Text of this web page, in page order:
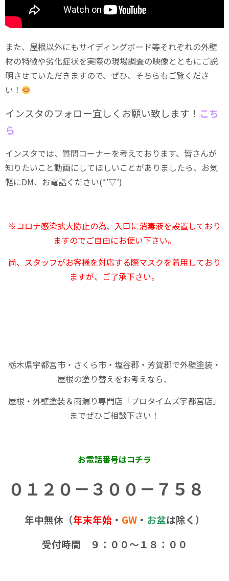
また、屋根以外にもサイディングボード等それぞれの外壁
材の特徴や劣化症状を実際の現場調査の映像とともにご説
明させていただきますので、ぜひ、そちらもご覧くださ
い！
インスタのフォロー宜しくお願い致します！ こち
ら
インスタでは、質問コーナーを考えております、皆さんが
知りたいこと動画にしてほしいことがありましたら、お気
軽にDM、お電話ください(*’▽’)
※コロナ感染拡大防止の為、入口に消毒液を設置しており
ますのでご自由にお使い下さい。
尚、スタッフがお客様を対応する際マスクを着用しており
ますが、ご了承下さい。
栃木県宇都宮市・さくら市・塩谷郡・芳賀郡で外壁塗装・
屋根の塗り替えをお考えなら、
屋根・外壁塗装＆雨漏り専門店「プロタイムズ宇都宮店」
までぜひご相談下さい！
お電話番号はコチラ
０１２０－３００－７５８
年中無休（年末年始 ・ GW・ お盆は除く）
受付時間 ９：００～１８：００